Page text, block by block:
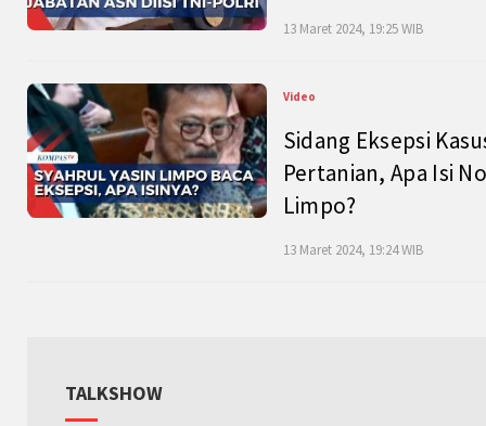
13 Maret 2024, 19:25 WIB
Video
Sidang Eksepsi
Pertanian, Apa Isi
Limpo?
13 Maret 2024, 19:24 WIB
TALKSHOW